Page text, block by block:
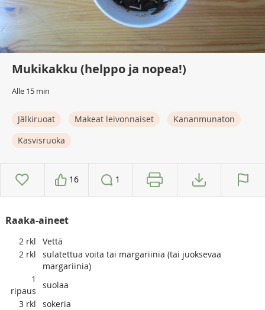
Mukikakku (helppo ja nopea!)
Alle 15 min
Jälkiruoat Makeat leivonnaiset
Kananmunaton
Kasvisruoka
16 1
Raaka-aineet
2 rkl
Vettä
2 rkl
sulatettua voita tai margariinia (tai juoksevaa
margariinia)
1
ripaus
suolaa
3 rkl
sokeria